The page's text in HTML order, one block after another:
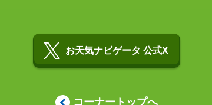
お天気ナビゲータ 公式X
コーナートップへ